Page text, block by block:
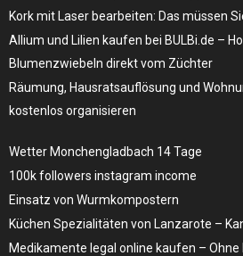
Kork mit Laser bearbeiten: Das müssen
Allium und Lilien kaufen bei BULBi.de –
Blumenzwiebeln direkt vom Züchter
Räumung, Hausratsauflösung und
kostenlos organisieren
Wetter Monchengladbach 14 Tage
100k followers instagram income
Einsatz von Wurmkompostern
Küchen Spezialitäten von Lanzarote –
Medikamente legal online kaufen – Ohne